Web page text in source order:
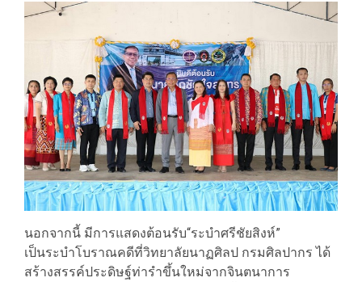
นอกจากนี้ มีการแสดงต้อนรับ“ระบำศรีชัยสิงห์”
เป็นระบำโบราณคดีที่วิทยาลัยนาฏศิลป กรมศิลปากร ได้
สร้างสรรค์ประดิษฐ์ท่ารำขึ้นใหม่จากจินตนาการ